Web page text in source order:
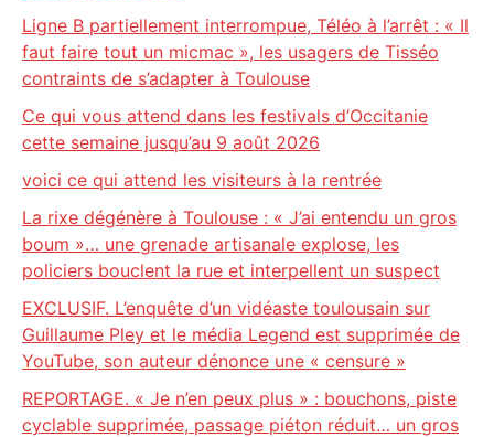
Ligne B partiellement interrompue, Téléo à l’arrêt : « Il
faut faire tout un micmac », les usagers de Tisséo
contraints de s’adapter à Toulouse
Ce qui vous attend dans les festivals d’Occitanie
cette semaine jusqu’au 9 août 2026
voici ce qui attend les visiteurs à la rentrée
La rixe dégénère à Toulouse : « J’ai entendu un gros
boum »… une grenade artisanale explose, les
policiers bouclent la rue et interpellent un suspect
EXCLUSIF. L’enquête d’un vidéaste toulousain sur
Guillaume Pley et le média Legend est supprimée de
YouTube, son auteur dénonce une « censure »
REPORTAGE. « Je n’en peux plus » : bouchons, piste
cyclable supprimée, passage piéton réduit… un gros